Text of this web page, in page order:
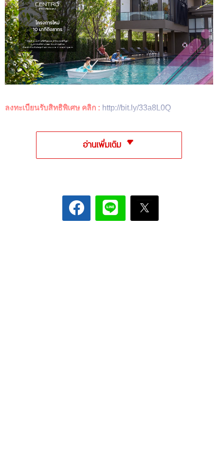
ลงทะเบียนรับสิทธิพิเศษ คลิก : http://bit.ly/33a8L0Q
อ่านเพิ่มเติม